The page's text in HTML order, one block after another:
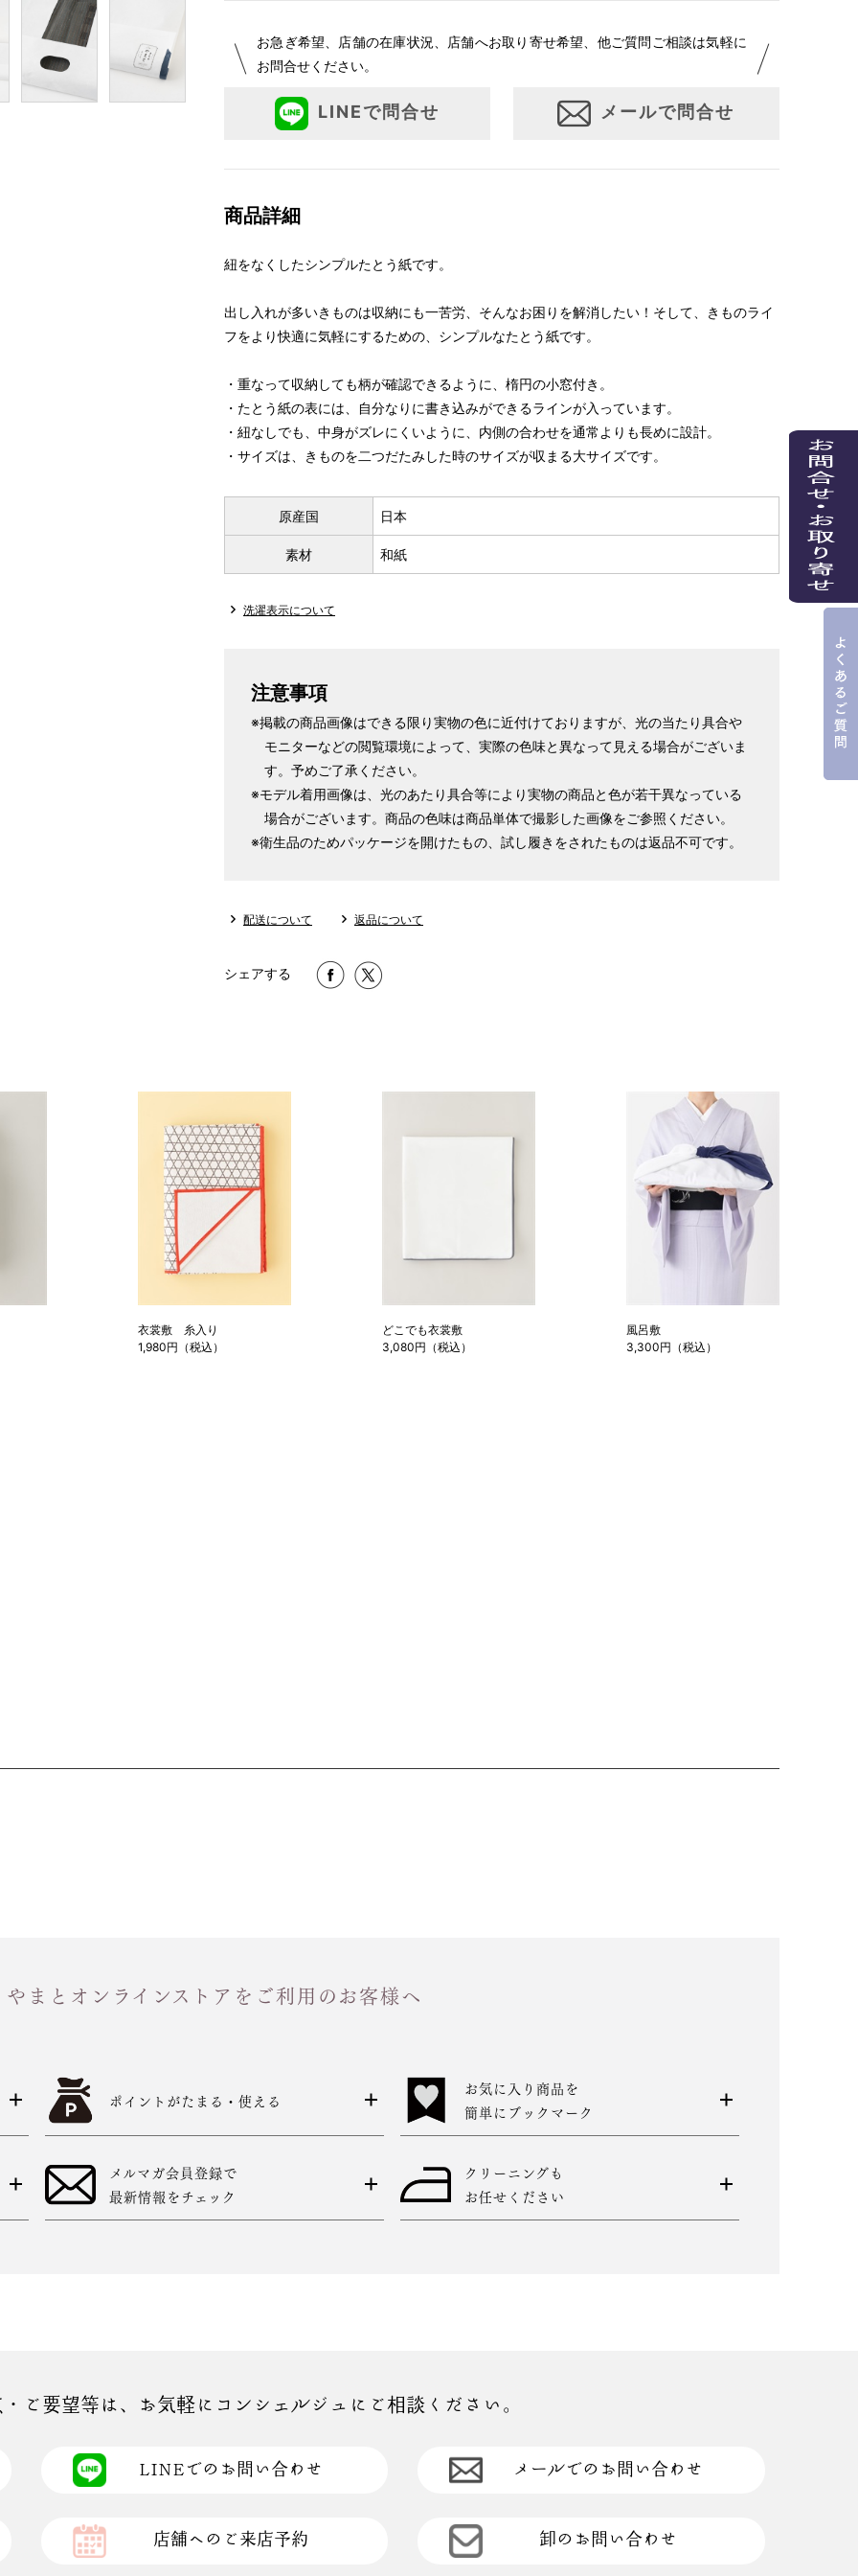
お急ぎ希望、店舗の在庫状況、店舗へお取り寄せ希望、他ご質問ご相談は気軽に
お問合せください。
LINEで問合せ メールで問合せ
商品詳細
紐をなくしたシンプルたとう紙です。
出し入れが多いきものは収納にも一苦労、そんなお困りを解消したい！そして、きものライ
フをより快適に気軽にするための、シンプルなたとう紙です。
・重なって収納しても柄が確認できるように、楕円の小窓付き。
・たとう紙の表には、自分なりに書き込みができるラインが入っています。
・紐なしでも、中身がズレにくいように、内側の合わせを通常よりも長めに設計。
・サイズは、きものを二つだたみした時のサイズが収まる大サイズです。
原産国 日本
素材 和紙
洗濯表示について
注意事項
※掲載の商品画像はできる限り実物の色に近付けておりますが、光の当たり具合や
モニターなどの閲覧環境によって、実際の色味と異なって見える場合がございま
す。予めご了承ください。
※モデル着用画像は、光のあたり具合等により実物の商品と色が若干異なっている
場合がございます。商品の色味は商品単体で撮影した画像をご参照ください。
※衛生品のためパッケージを開けたもの、試し履きをされたものは返品不可です。
配送について 返品について
シェアする
衣裳敷 糸入り
1,980円（税込）
どこでも衣裳敷
3,080円（税込）
風呂敷
3,300円（税込）
やまとオンラインストアをご利用のお客様へ
ポイントがたまる・使える
お気に入り商品を
簡単にブックマーク
メルマガ会員登録で
最新情報をチェック
クリーニングも
お任せください
ご要望等は、お気軽にコンシェルジュにご相談ください。
LINEでのお問い合わせ メールでのお問い合わせ
店舗へのご来店予約 卸のお問い合わせ